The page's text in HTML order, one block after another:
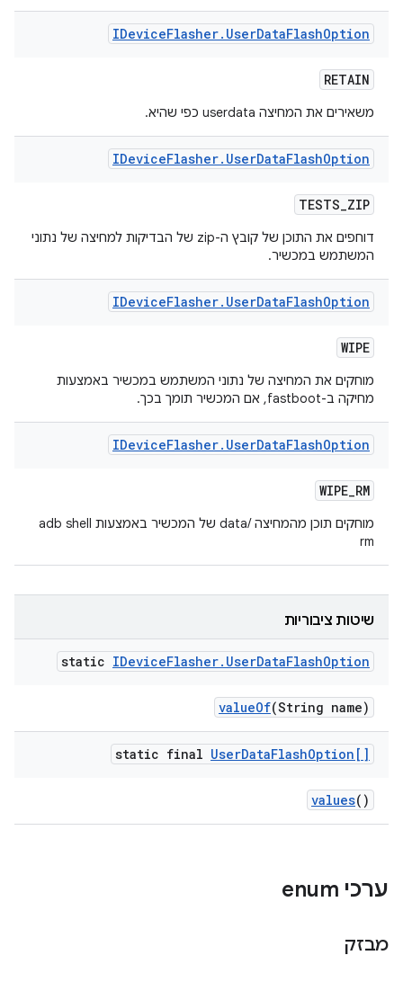
IDeviceFlasher. UserDataFlashOption
RETAIN
משאירים את המחיצה userdata כפי שהיא.
IDeviceFlasher. UserDataFlashOption
TESTS_ZIP
דוחפים את התוכן של קובץ ה-zip של הבדיקות למחיצה של נתוני
המשתמש במכשיר.
IDeviceFlasher. UserDataFlashOption
WIPE
מוחקים את המחיצה של נתוני המשתמש במכשיר באמצעות
מחיקה ב-fastboot, אם המכשיר תומך בכך.
IDeviceFlasher. UserDataFlashOption
WIPE_RM
מוחקים תוכן מהמחיצה /data של המכשיר באמצעות adb shell
rm
שיטות ציבוריות
static IDeviceFlasher. UserDataFlashOption
valueOf(String name)
static final UserDataFlashOption[]
values()
ערכי enum
מבזק